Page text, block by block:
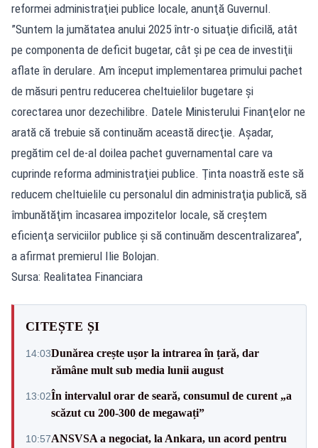
reformei administraţiei publice locale, anunţă Guvernul.
”Suntem la jumătatea anului 2025 într-o situaţie dificilă, atât
pe componenta de deficit bugetar, cât şi pe cea de investiţii
aflate în derulare. Am început implementarea primului pachet
de măsuri pentru reducerea cheltuielilor bugetare şi
corectarea unor dezechilibre. Datele Ministerului Finanţelor ne
arată că trebuie să continuăm această direcţie. Aşadar,
pregătim cel de-al doilea pachet guvernamental care va
cuprinde reforma administraţiei publice. Ţinta noastră este să
reducem cheltuielile cu personalul din administraţia publică, să
îmbunătăţim încasarea impozitelor locale, să creştem
eficienţa serviciilor publice şi să continuăm descentralizarea”,
a afirmat premierul Ilie Bolojan.
Sursa: Realitatea Financiara
CITEȘTE ȘI
14:03Dunărea crește ușor la intrarea în țară, dar
rămâne mult sub media lunii august
13:02În intervalul orar de seară, consumul de curent „a
scăzut cu 200-300 de megawați”
10:57ANSVSA a negociat, la Ankara, un acord pentru